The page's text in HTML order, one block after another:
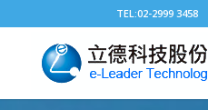
TEL:02-2999 3458